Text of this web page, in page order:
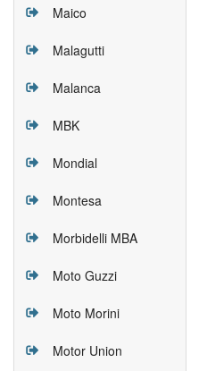
Maico
Malagutti
Malanca
MBK
Mondial
Montesa
Morbidelli MBA
Moto Guzzi
Moto Morini
Motor Union